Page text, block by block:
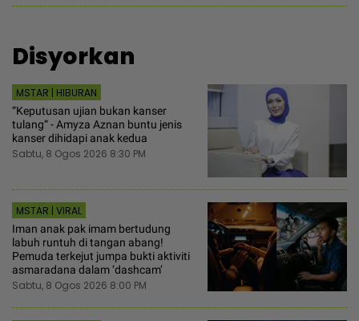
Disyorkan
MSTAR | HIBURAN
“Keputusan ujian bukan kanser
tulang“ - Amyza Aznan buntu jenis
kanser dihidapi anak kedua
Sabtu, 8 Ogos 2026 8:30 PM
MSTAR | VIRAL
Iman anak pak imam bertudung
labuh runtuh di tangan abang!
Pemuda terkejut jumpa bukti aktiviti
asmaradana dalam ‘dashcam’
Sabtu, 8 Ogos 2026 8:00 PM